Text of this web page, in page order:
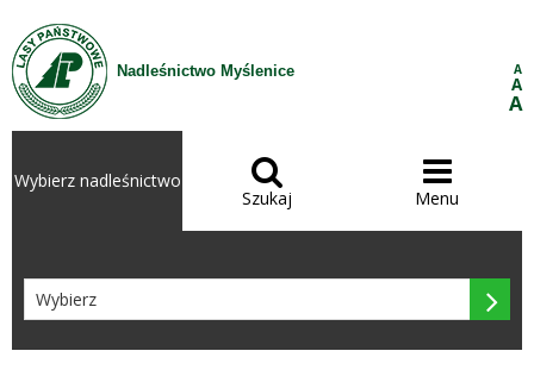
Przejdź do treści
Nadleśnictwo Myślenice A
A
A
Wybierz nadleśnictwo 
Szukaj

Menu
